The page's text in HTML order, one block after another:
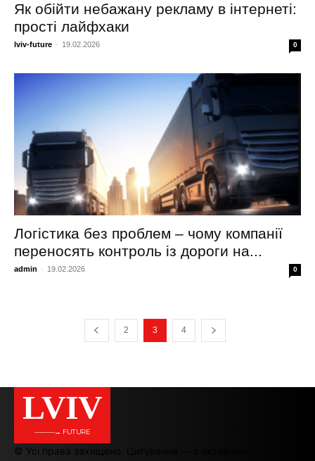
Як обійти небажану рекламу в інтернеті:
прості лайфхаки
lviv-future - 19.02.2026 0
Логістика без проблем – чому компанії
переносять контроль із дороги на...
admin - 19.02.2026 0
2 3 4
LVIV
———→ FUTURE
© Усі права захищено. Цитування — з активним